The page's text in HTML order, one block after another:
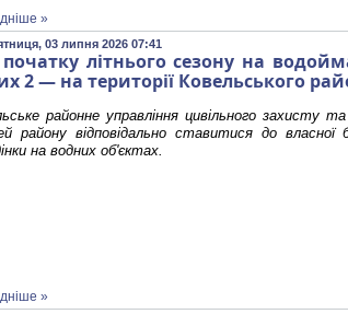
»
03 липня 2026 07:41
літнього сезону на
2 — на території Ковельського
районне управління цивільного захисту
району відповідально ставитися до
на водних об'єктах.
»